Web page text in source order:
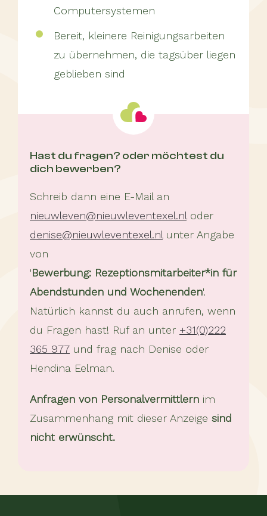
Computersystemen
Bereit, kleinere Reinigungsarbeiten
zu übernehmen, die tagsüber liegen
geblieben sind
hast du fragen? oder möchtest du
dich bewerben?
Schreib dann eine E-Mail an
nieuwleven@nieuwleventexel.nloder
denise@nieuwleventexel.nlunter Angabe
von
' Bewerbung: Rezeptionsmitarbeiter*in für
Abendstunden und Wochenenden'.
Natürlich kannst du auch anrufen, wenn
du Fragen hast! Ruf an unter +31(0)222
365 977 und frag nach Denise oder
Hendina Eelman.
Anfragen von Personalvermittlern im
Zusammenhang mit dieser Anzeige sind
nicht erwünscht.